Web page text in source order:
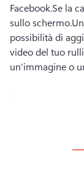
Facebook.Se la
sullo schermo.
possibilità di
video del tuo